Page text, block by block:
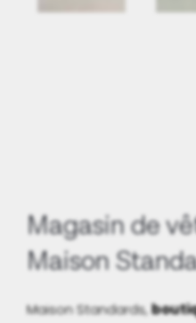
Magasin de
Maison
Maison Standards,